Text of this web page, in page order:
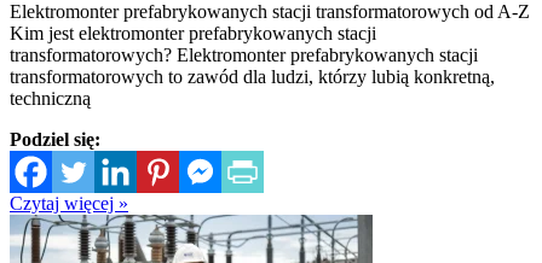
Elektromonter prefabrykowanych stacji transformatorowych od A-Z
Kim jest elektromonter prefabrykowanych stacji
transformatorowych? Elektromonter prefabrykowanych stacji
transformatorowych to zawód dla ludzi, którzy lubią konkretną,
techniczną
Podziel się:
Czytaj więcej »